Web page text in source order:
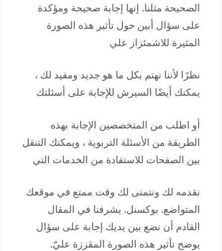
الصحيحة مثلنا. إنها إجابة صحيحة ومؤكدة
على سؤال أبين حول تأثير هذه الصورة
المثيرة للاشمئزاز علي
نظرًا لأننا نهتم بكل ما هو جديد ومفيد لك ،
يمكنك أيضًا السيرش للإجابة على أسئلتك
أو اطلب من المتخصصين الإجابة بهذه
الطريقة من الأسئلة التربوية ، ويمكنك التنقل
بين الصفحات للاستفادة من الخدمات التي
نقدمه لك ونتمنى لك وقت ممتع في موقعك
المتواضع. بوكسنل. يشرفنا في المقال
القادم أن نضع بين يديك إجابة على سؤال
يوضح تأثير هذه الصورة المقززة عليّ.